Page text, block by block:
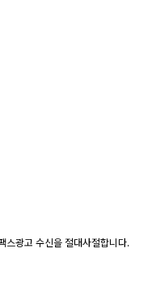
광고 수신을 절대사절합니다.